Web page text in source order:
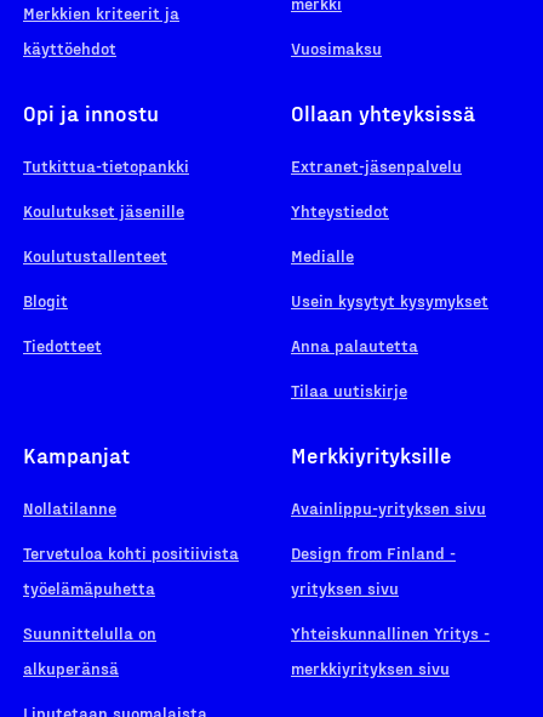
Merkkien kriteerit ja
käyttöehdot
Vuosimaksu
Opi ja innostu
Tutkittua-tietopankki
Koulutukset jäsenille
Koulutustallenteet
Blogit
Tiedotteet
Ollaan yhteyksissä
Extranet-jäsenpalvelu
Yhteystiedot
Medialle
Usein kysytyt kysymykset
Anna palautetta
Tilaa uutiskirje
Kampanjat
Nollatilanne
Tervetuloa kohti positiivista
työelämäpuhetta
Suunnittelulla on
alkuperänsä
Liputetaan suomalaista
Merkkiyrityksille
Avainlippu-yrityksen sivu
Design from Finland -
yrityksen sivu
Yhteiskunnallinen Yritys -
merkkiyrityksen sivu